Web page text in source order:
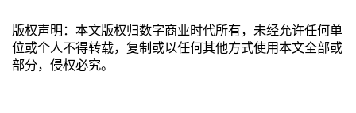
版权声明：本文版权归数字商业时代所有，未经允许任何单
位或个人不得转载，复制或以任何其他方式使用本文全部或
部分，侵权必究。